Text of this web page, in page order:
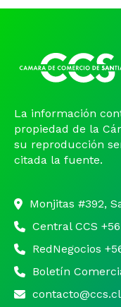
La información
propiedad de la
su reproducción
citada la fuente.
Monjitas #392,
Central CCS
RedNegocios
Boletín
contacto@ccs.cl